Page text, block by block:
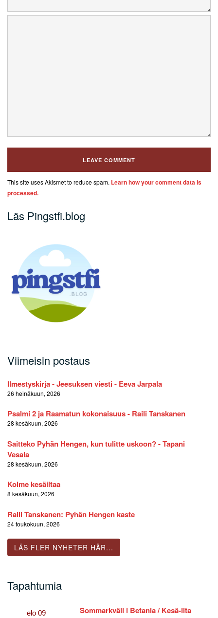
This site uses Akismet to reduce spam. Learn how your comment data is
processed.
Läs Pingstfi.blog
Viimeisin postaus
Ilmestyskirja - Jeesuksen viesti - Eeva Jarpala
26 heinäkuun, 2026
Psalmi 2 ja Raamatun kokonaisuus - Raili Tanskanen
28 kesäkuun, 2026
Saitteko Pyhän Hengen, kun tulitte uskoon? - Tapani
Vesala
28 kesäkuun, 2026
Kolme kesäiltaa
8 kesäkuun, 2026
Raili Tanskanen: Pyhän Hengen kaste
24 toukokuun, 2026
LÄS FLER NYHETER HÄR...
Tapahtumia
elo09
Sommarkväll i Betania / Kesä-ilta